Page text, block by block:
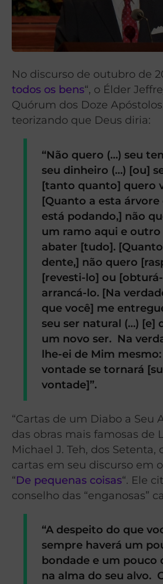
No discurso de outubro de
todos os bens“, o Élder
Quórum dos Doze
teorizando que Deus diria:
“Não quero (…) seu
seu dinheiro (…) [ou]
[tanto quanto] quero
[Quanto a esta árvore
está podando,] não
um ramo aqui e outro
abater [tudo].
dente,] não quero
[revesti-lo] ou
arrancá-lo. [Na
que você] me
seu ser natural (…) [e]
um novo ser. Na
lhe-ei de Mim
vontade se tornará
vontade]”.
“Cartas de um Diabo a Seu
das obras mais famosas de
Michael J. Teh, dos Setenta,
cartas em seu discurso em
“De pequenas coisas“. Ele
conselho das “enganosas”
“A despeito do que
sempre haverá um
bondade e um pouco
na alma do seu alvo.